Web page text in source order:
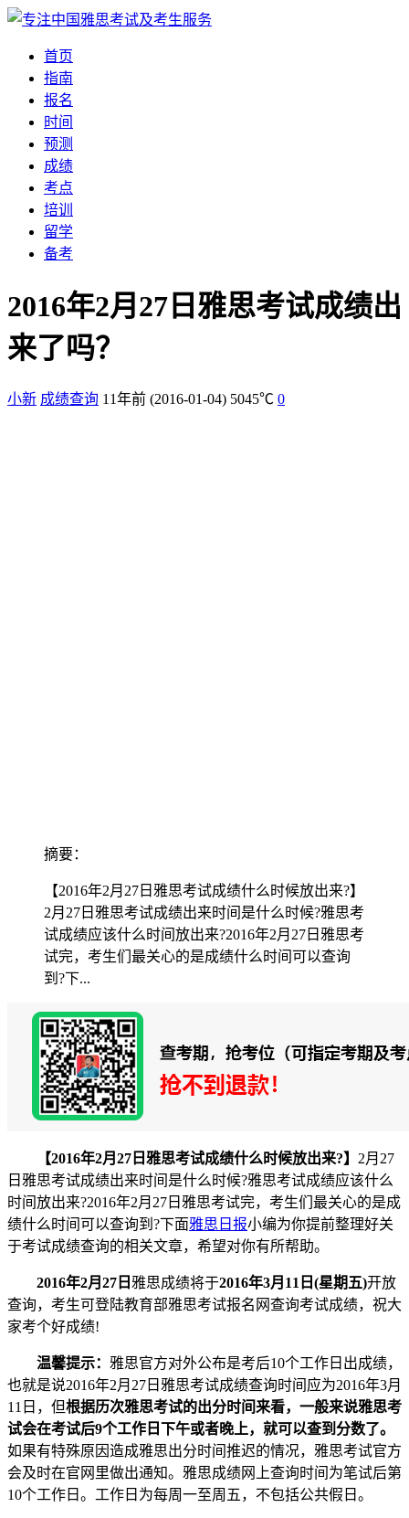
首页
指南
报名
时间
预测
成绩
考点
培训
留学
备考
2016年2月27日雅思考试成绩出
来了吗？
小新 成绩查询 11年前 (2016-01-04) 5045℃ 0
摘要：
【2016年2月27日雅思考试成绩什么时候放出来?】
2月27日雅思考试成绩出来时间是什么时候?雅思考
试成绩应该什么时间放出来?2016年2月27日雅思考
试完，考生们最关心的是成绩什么时间可以查询
到?下...
【2016年2月27日雅思考试成绩什么时候放出来?】 2月27
日雅思考试成绩出来时间是什么时候?雅思考试成绩应该什么
时间放出来?2016年2月27日雅思考试完，考生们最关心的是成
绩什么时间可以查询到?下面雅思日报小编为你提前整理好关
于考试成绩查询的相关文章，希望对你有所帮助。
2016年2月27日 雅思成绩将于2016年3月11日(星期五)开放
查询，考生可登陆教育部雅思考试报名网查询考试成绩，祝大
家考个好成绩!
温馨提示： 雅思官方对外公布是考后10个工作日出成绩，
也就是说2016年2月27日雅思考试成绩查询时间应为2016年3月
11日，但根据历次雅思考试的出分时间来看，一般来说雅思考
试会在考试后9个工作日下午或者晚上，就可以查到分数了。
如果有特殊原因造成雅思出分时间推迟的情况，雅思考试官方
会及时在官网里做出通知。雅思成绩网上查询时间为笔试后第
10个工作日。工作日为每周一至周五，不包括公共假日。